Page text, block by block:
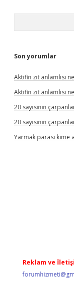
Son yorumlar
Aktifin zıt anlamlısı
Aktifin zıt anlamlısı
20 sayısının
20 sayısının
Yarmak parası kime
Reklam ve